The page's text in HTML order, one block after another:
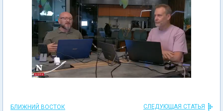
БЛИЖНИЙ ВОСТОК СЛЕДУЮЩАЯ СТАТЬЯ